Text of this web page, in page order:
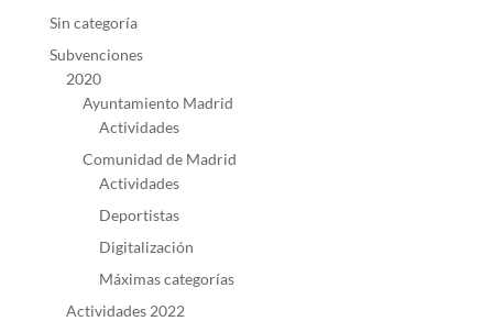
Sin categoría
Subvenciones
2020
Ayuntamiento Madrid
Actividades
Comunidad de Madrid
Actividades
Deportistas
Digitalización
Máximas categorías
Actividades 2022